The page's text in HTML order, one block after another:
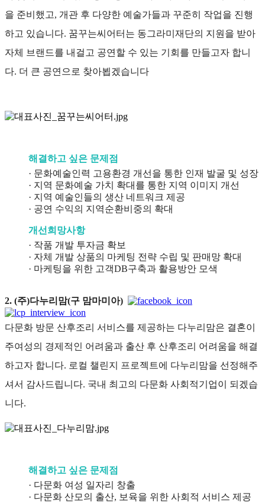
을 준비했고, 개관 후 다양한 예술가들과 꾸준히 작업을 진행
하고 있습니다. 꿈꾸는씨어터는 동그라미재단의 지원을 받아
자체 브랜드를 내걸고 공연할 수 있는 기회를 만들고자 합니
다. 더 큰 공연으로 찾아뵙겠습니다
해결하고 싶은 문제점
· 문화예술인력 고용환경 개선을 통한 인재 발굴 및 성장
· 지역 문화예술 가치 확대를 통한 지역 이미지 개선
· 지역 예술인들의 생산 네트워크 제공
· 공연 수익의 지역순환비중의 확대
개선희망사항
· 작품 개발 투자금 확보
· 자체 개발 상품의 마케팅 전략 수립 및 판매망 확대
· 마케팅을 위한 고객DB구축과 활용방안 모색
2. (주)다누리맘(구 맘마미아)
다문화 방문 산후조리 서비스를 제공하는 다누리맘은 결혼이
주여성의 경제적인 어려움과 출산 후 산후조리 어려움을 해결
하고자 합니다. 로컬 챌린지 프로젝트에 다누리맘을 선정해주
셔서 감사드립니다. 국내 최고의 다문화 사회적기업이 되겠습
니다.
해결하고 싶은 문제점
· 다문화 여성 일자리 창출
· 다문화 산모의 출산, 보육을 위한 사회적 서비스 제공